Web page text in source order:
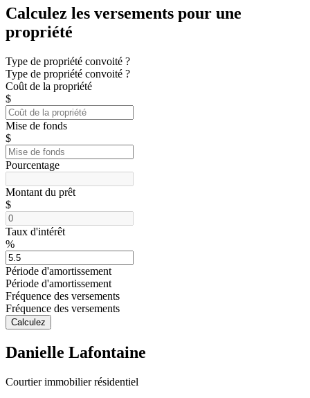
Calculez les versements pour une
propriété
Type de propriété convoité ?
Type de propriété convoité ?
Coût de la propriété
$
Mise de fonds
$
Pourcentage
Montant du prêt
$
Taux d'intérêt
%
Période d'amortissement
Période d'amortissement
Fréquence des versements
Fréquence des versements
Calculez
Danielle Lafontaine
Courtier immobilier résidentiel